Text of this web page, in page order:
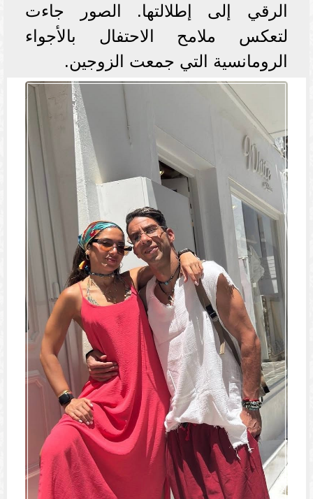
الرقي إلى إطلالتها. الصور جاءت
لتعكس ملامح الاحتفال بالأجواء
الرومانسية التي جمعت الزوجين.